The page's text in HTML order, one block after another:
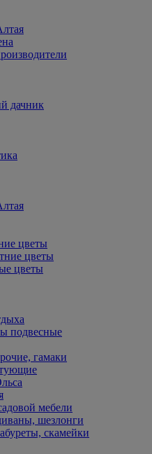
дачник
цветы
цветы
цветы
подвесные
гамаки
мебели
шезлонги
скамейки